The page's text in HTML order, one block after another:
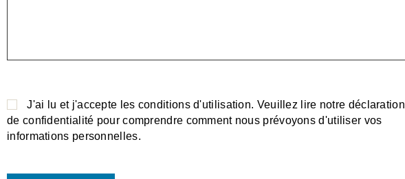
l
e
a
J'ai lu et j'accepte les conditions d'utilisation. Veuillez lire notre déclaration
de confidentialité pour comprendre comment nous prévoyons d'utiliser vos
informations personnelles.